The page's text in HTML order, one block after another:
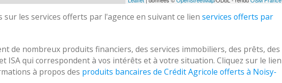
les services offerts par l'agence en suivant ce lien services offerts par
de nombreux produits financiers, des services immobiliers, des prêts, des
ISA qui correspondent à vos intérêts et à votre situation. Cliquez sur le lien
à propos des produits bancaires de Crédit Agricole offerts à Noisy-